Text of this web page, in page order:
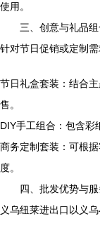
使用。
三、创意与礼品组
针对节日促销或定制
节日礼盒套装：结合
售。
DIY手工组合：包含彩
商务定制套装：可根
度。
四、批发优势与服
义乌纽莱进出口以义